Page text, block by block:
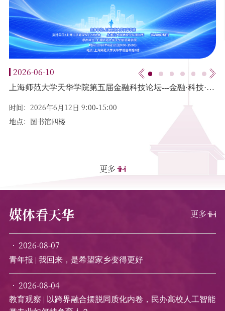
更多
2026-06-10
上海师范大学天华学院第五届金融科技论坛---金融·科技·产
时间：2026年6月12日 9:00-15:00
地点：图书馆四楼
媒体看天华 更多
2026-08-07
青年报 | 我回来，是希望家乡变得更好
2026-08-04
教育观察 | 以跨界融合摆脱同质化内卷，民办高校人工智能